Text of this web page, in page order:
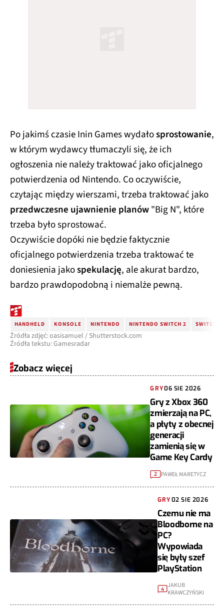
Po jakimś czasie Inin Games wydałosprostowanie,
w którym wydawcy tłumaczyli się, że ich
ogłoszenia nie należy traktować jako oficjalnego
potwierdzenia od Nintendo. Co oczywiście,
czytając między wierszami, trzeba traktować jako
przedwczesne ujawnienie planów"Big N", które
trzeba było sprostować.
Oczywiście dopóki nie będzie faktycznie
oficjalnego potwierdzenia trzeba traktować te
doniesienia jakospekulację, ale akurat bardzo,
bardzo prawdopodobną i niemalże pewną.
HANDHELD KONSOLE NINTENDO NINTENDO SWITCH 2 SWITCH 2
Źródła zdjęć: oasisamuel / Shutterstock.com
Źródła tekstu: Gamesradar
Zobacz więcej
GRY06 SIE 2026
Gry z Xbox 360
zmierzają na PC,
a płyty z obecnej
generacji
zamienią się w
Game Key Cardy
2 PAWEŁ MARETYCZ
GRY02 SIE 2026
Czemu nie ma
Bloodborne na
PC?
Wypowiada
się były szef
PlayStation
4 JAKUB
KRAWCZYŃSKI